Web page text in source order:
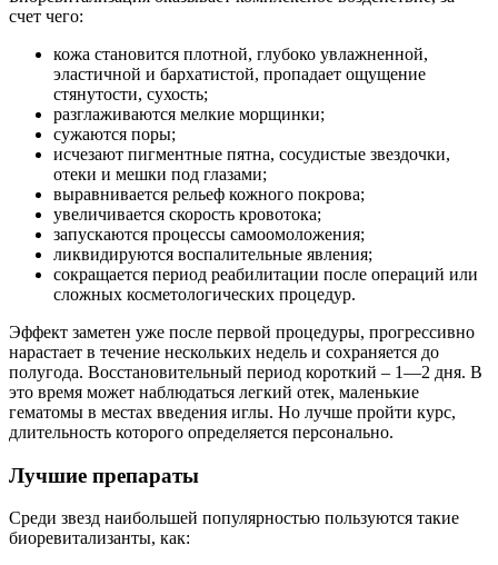
счет чего:
кожа становится плотной, глубоко увлажненной,
эластичной и бархатистой, пропадает ощущение
стянутости, сухость;
разглаживаются мелкие морщинки;
сужаются поры;
исчезают пигментные пятна, сосудистые звездочки,
отеки и мешки под глазами;
выравнивается рельеф кожного покрова;
увеличивается скорость кровотока;
запускаются процессы самоомоложения;
ликвидируются воспалительные явления;
сокращается период реабилитации после операций или
сложных косметологических процедур.
Эффект заметен уже после первой процедуры, прогрессивно
нарастает в течение нескольких недель и сохраняется до
полугода. Восстановительный период короткий – 1—2 дня. В
это время может наблюдаться легкий отек, маленькие
гематомы в местах введения иглы. Но лучше пройти курс,
длительность которого определяется персонально.
Лучшие препараты
Среди звезд наибольшей популярностью пользуются такие
биоревитализанты, как: